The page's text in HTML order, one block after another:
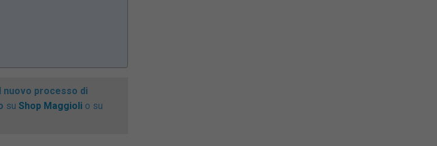
nuovo processo di
su Shop Maggioli o su